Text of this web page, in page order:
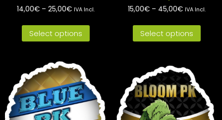
14,00€– 25,00€ IVA Incl.
Select options
15,00€– 45,00€ IVA Incl.
Select options